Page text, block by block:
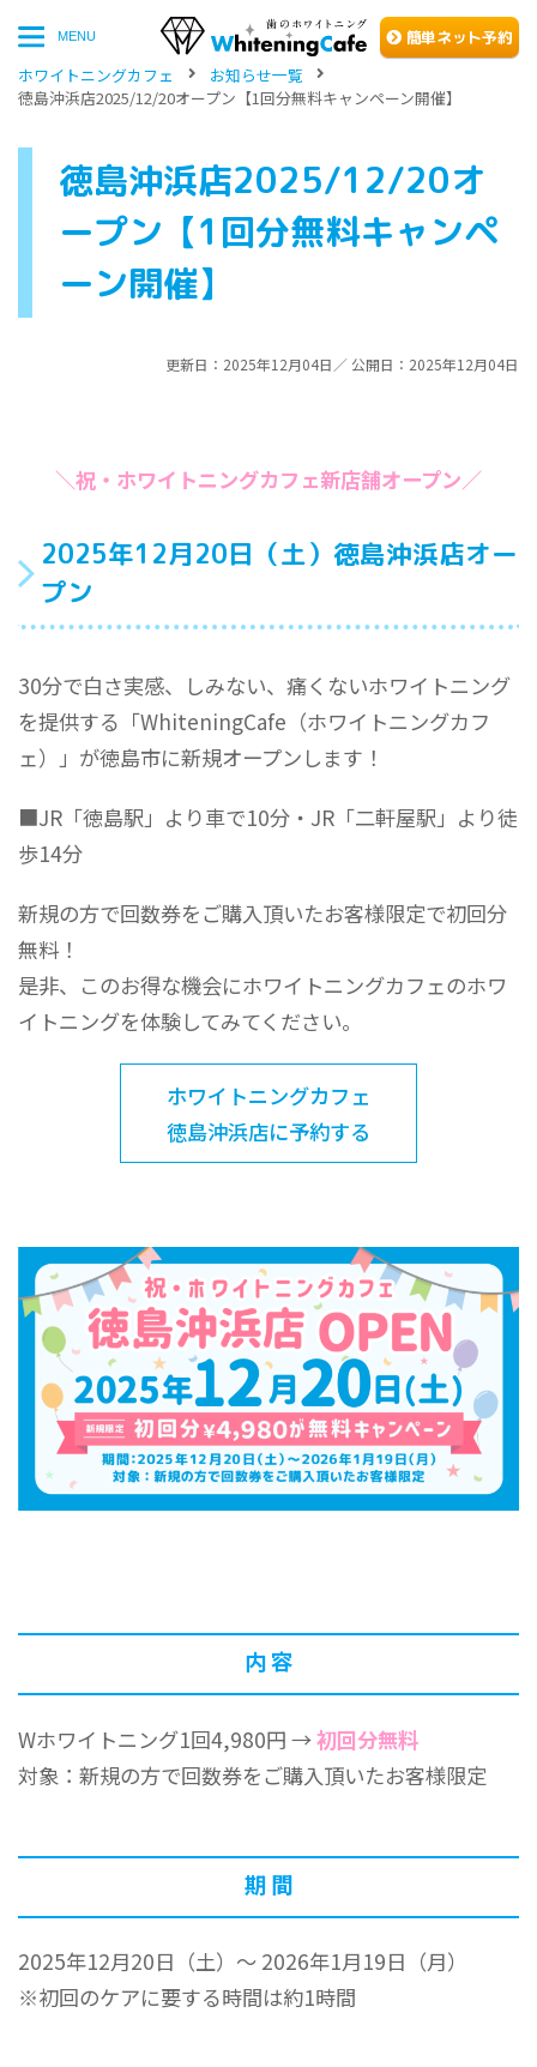
MENU 簡単ネッ ト予約
ホワイトニングカフェ
お知らせ一覧
徳島沖浜店2025/12/20オープン【1回分無料キャンペーン開催】
徳島沖浜店2025/12/20オ
ープン【1回分無料キャンペ
ーン開催】
更新日：2025年12月04日／ 公開日：2025年12月04日
＼祝・ホワイトニングカフェ新店舗オープン／
2025年12月20日（土）徳島沖浜店オー
プン
30分で白さ実感、しみない、痛くないホワイトニング
を提供する「WhiteningCafe（ホワイトニングカフ
ェ）」が徳島市に新規オープンします！
■JR「徳島駅」より車で10分・JR「二軒屋駅」より徒
歩14分
新規の方で回数券をご購入頂いたお客様限定で初回分
無料！
是非、このお得な機会にホワイトニングカフェのホワ
イトニングを体験してみてください。
ホワイトニングカフェ
徳島沖浜店に予約する
内 容
Wホワイトニング1回4,980円 →初回分無料
対象：新規の方で回数券をご購入頂いたお客様限定
期 間
2025年12月20日（土）～ 2026年1月19日（月）
※初回のケアに要する時間は約1時間